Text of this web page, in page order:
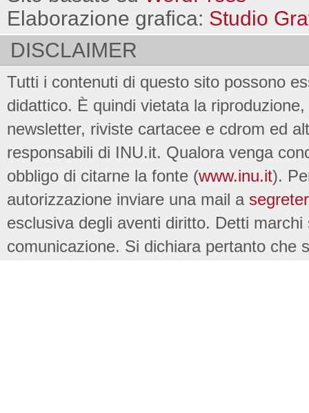
Elaborazione grafica: Studio
DISCLAIMER
Tutti i contenuti di questo sito possono
didattico. È quindi vietata la
newsletter, riviste cartacee e cdrom ed
responsabili di INU.it. Qualora venga
obbligo di citarne la fonte (www.inu.it).
autorizzazione inviare una mail a
esclusiva degli aventi diritto. Detti
comunicazione. Si dichiara pertanto che